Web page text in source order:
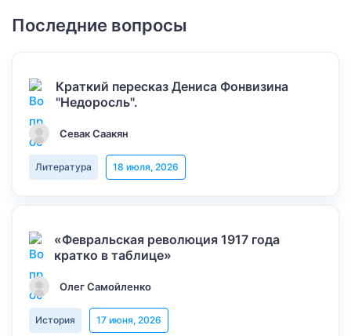
Последние вопросы
Краткий пересказ Дениса Фонвизина
"Недоросль".
Севак Саакян
Литература 18 июля, 2026
«Февральская революция 1917 года
кратко в таблице»
Олег Самойленко
История 17 июня, 2026